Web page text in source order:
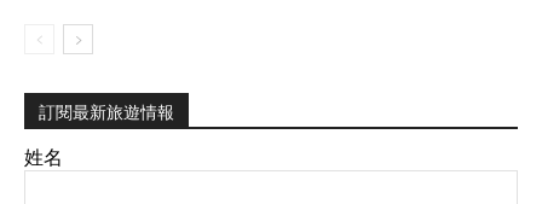
訂閱最新旅遊情報
姓名